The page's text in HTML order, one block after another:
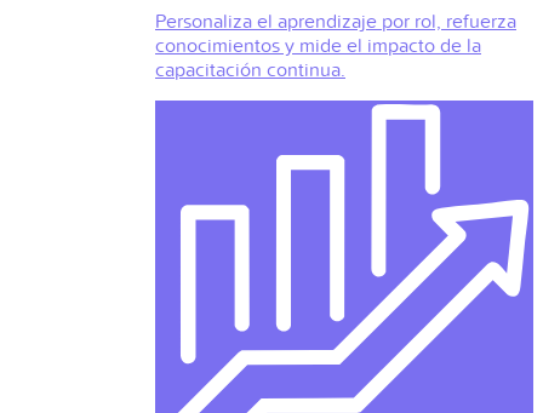
Personaliza el aprendizaje por rol, refuerza
conocimientos y mide el impacto de la
capacitación continua.